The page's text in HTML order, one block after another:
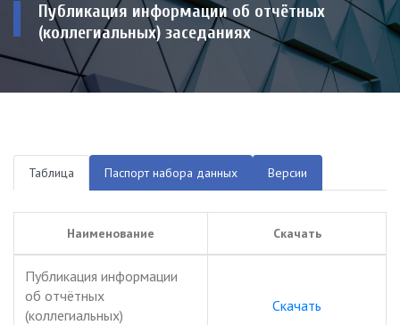
Публикация информации об отчётных
(коллегиальных) заседаниях
Таблица Паспорт набора данных Версии
Наименование Скачать
Публикация информации
об отчётных
(коллегиальных)
Скачать